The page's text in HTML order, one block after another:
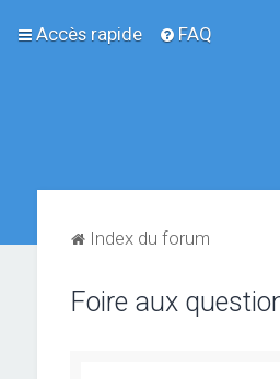
Accès rapide FAQ
Index du forum
Foire aux